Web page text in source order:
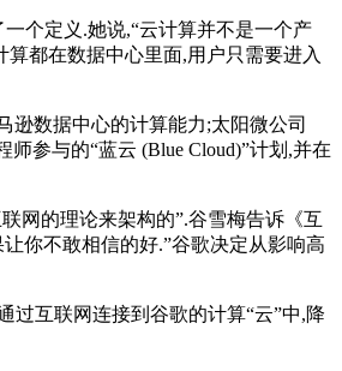
个定义.她说,“云计算并不是一个产
都在数据中心里面,用户只需要进入
逊数据中心的计算能力;太阳微公司
师参与的“蓝云 (Blue Cloud)”计划,并在
网的理论来架构的”.谷雪梅告诉《互
你不敢相信的好.”谷歌决定从影响高
过互联网连接到谷歌的计算“云”中,降